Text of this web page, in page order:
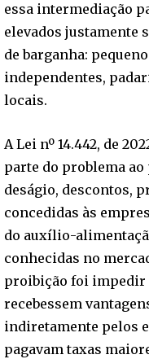
essa intermediação
elevados justamente
de barganha:
independentes,
locais.
A Lei nº 14.442, de
parte do problema
deságio, descontos,
concedidas às
do auxílio-
conhecidas no
proibição foi impedir
recebessem
indiretamente pelos
pagavam taxas